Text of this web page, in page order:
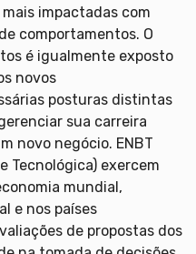
impactadas com
comportamentos. O
é igualmente exposto
novos
posturas distintas
sua carreira
novo negócio. ENBT
Tecnológica) exercem
mundial,
e nos países
de propostas dos